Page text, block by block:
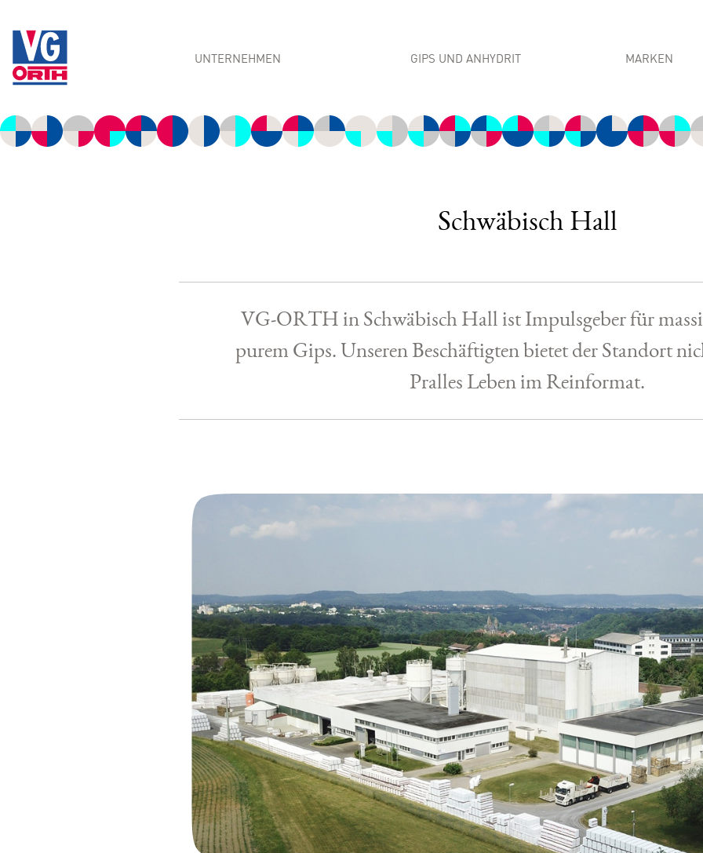
UNTERNEHMEN
Management Team
Kompetenzen
GIPS UND ANHYDRIT
Bautechnische Anwendungen
MARKEN
Casonic
Krone Feine
Schwäbisch Hall
VG‑ORTH in Schwäbisch Hall ist Impulsgeber für
purem Gips. Unseren Beschäftigten bietet der Standort
Pralles Leben im Reinformat.